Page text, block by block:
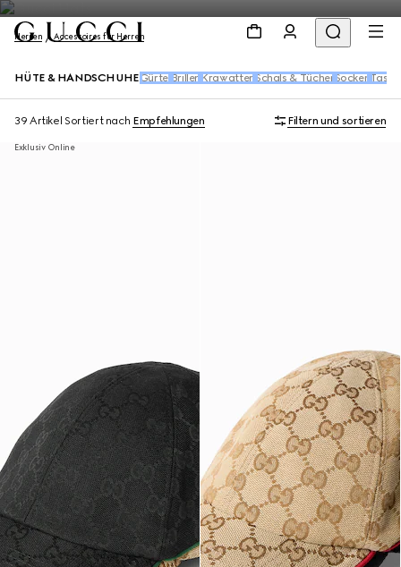
Herren Accessoires für Herren
HÜTE & HANDSCHUHE Gürtel Brillen Krawatten Schals & Tücher Socken
39 Artikel Sortiert nach Empfehlungen Filtern und sortieren
Exklusiv Online